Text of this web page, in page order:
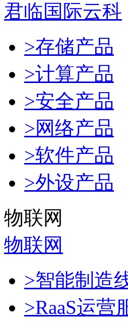
君临国际云科
>存储产品
>计算产品
>安全产品
>网络产品
>软件产品
>外设产品
物联网
物联网
>智能制造
>RaaS运营